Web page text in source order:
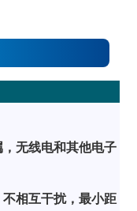
，无线电和其他电子
相互干扰，最小距